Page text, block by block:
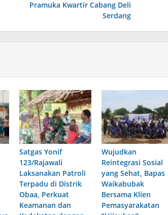
Pramuka Kwartir Cabang Deli
Serdang
Satgas Yonif
123/Rajawali
Laksanakan Patroli
Terpadu di Distrik
Obaa, Perkuat
Keamanan dan
Wujudkan
Reintegrasi Sosial
yang Sehat, Bapas
Waikabubak
Bersama Klien
Pemasyarakatan